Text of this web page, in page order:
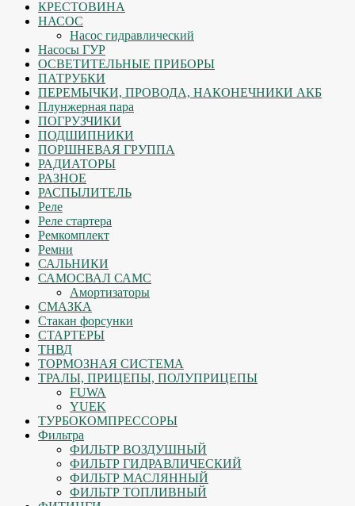
КРЕСТОВИНА
НАСОС
Насос гидравлический
Насосы ГУР
ОСВЕТИТЕЛЬНЫЕ ПРИБОРЫ
ПАТРУБКИ
ПЕРЕМЫЧКИ, ПРОВОДА, НАКОНЕЧНИКИ АКБ
Плунжерная пара
ПОГРУЗЧИКИ
ПОДШИПНИКИ
ПОРШНЕВАЯ ГРУППА
РАДИАТОРЫ
РАЗНОЕ
РАСПЫЛИТЕЛЬ
Реле
Реле стартера
Ремкомплект
Ремни
САЛЬНИКИ
САМОСВАЛ САМС
Амортизаторы
СМАЗКА
Стакан форсунки
СТАРТЕРЫ
ТНВД
ТОРМОЗНАЯ СИСТЕМА
ТРАЛЫ, ПРИЦЕПЫ, ПОЛУПРИЦЕПЫ
FUWA
YUEK
ТУРБОКОМПРЕССОРЫ
Фильтра
ФИЛЬТР ВОЗДУШНЫЙ
ФИЛЬТР ГИДРАВЛИЧЕСКИЙ
ФИЛЬТР МАСЛЯННЫЙ
ФИЛЬТР ТОПЛИВНЫЙ